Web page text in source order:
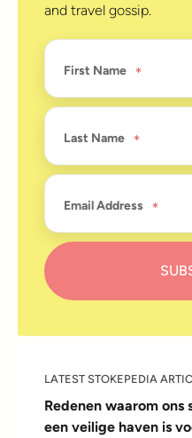
and travel gossip.
First Name
Last Name
Email Address
LATEST STOKEPEDIA
Redenen waarom ons
een veilige haven is